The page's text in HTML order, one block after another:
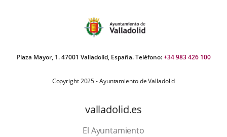
Plaza Mayor, 1. 47001 Valladolid, España. Teléfono:+34 983 426 100
Copyright 2025 - Ayuntamiento de Valladolid
valladolid.es
El Ayuntamiento